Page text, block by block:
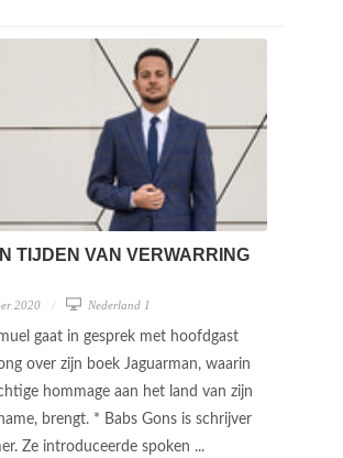
TIJDEN VAN VERWARRING
2020 Nederland 1
gaat in gesprek met hoofdgast
over zijn boek Jaguarman, waarin
hommage aan het land van zijn
brengt. * Babs Gons is schrijver
Ze introduceerde spoken ...